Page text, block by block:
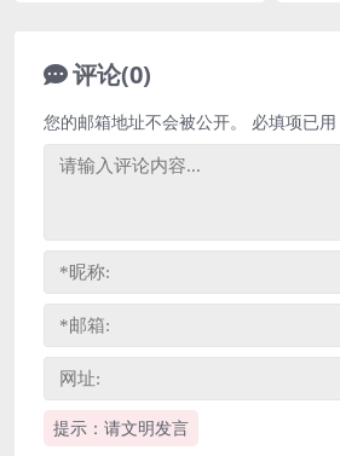
评论(0)
提示：请文明发言
您的邮箱地址不会被公开。 必填项已用